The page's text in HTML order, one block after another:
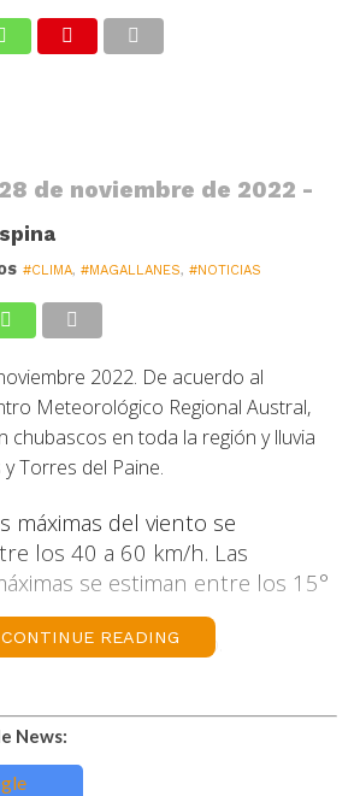
máxima de 19
28 de noviembre de 2022 -
#CLIMA, #MAGALLANES, #NOTICIAS
2022. De acuerdo al
Meteorológico Regional Austral,
chubascos en toda la región y lluvia
Torres del Paine.
máximas del viento se
los 40 a 60 km/h. Las
se estiman entre los 15°
UV: 8-10 Muy Alto.
CONTINUE READING
News: